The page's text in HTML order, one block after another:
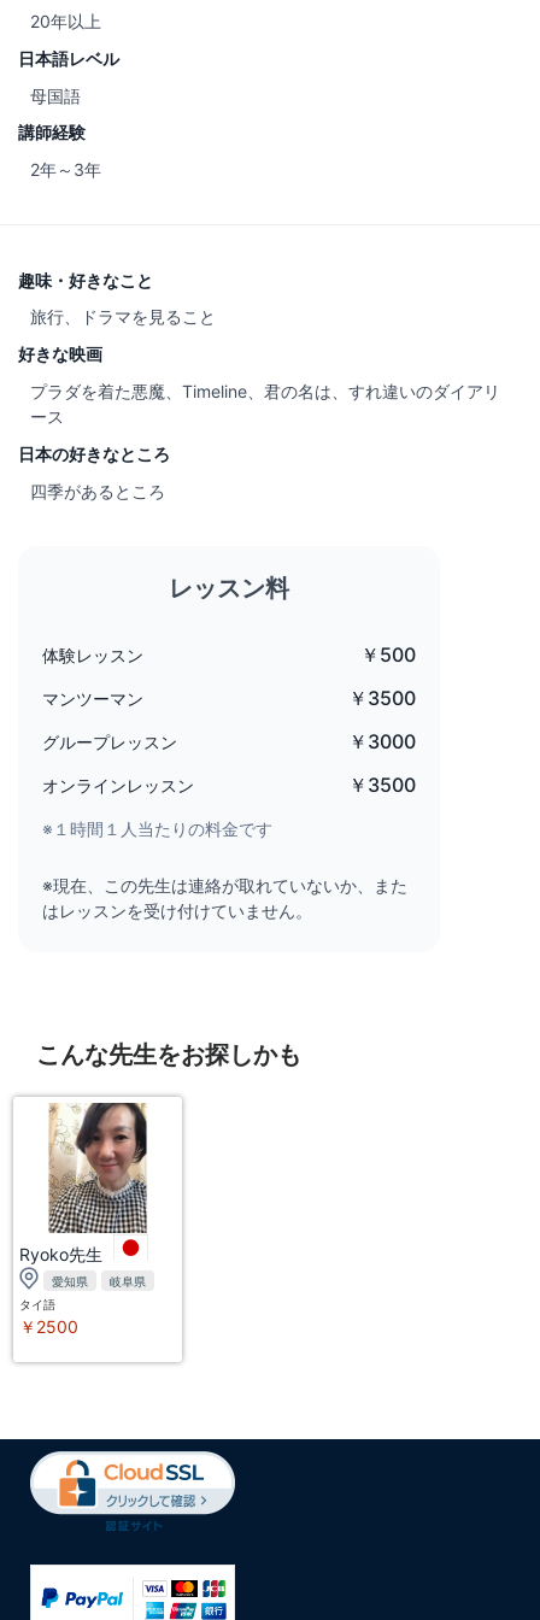
20年以上
日本語レベル
母国語
講師経験
2年～3年
趣味・好きなこと
旅行、ドラマを見ること
好きな映画
プラダを着た悪魔、Timeline、君の名は、すれ違いのダイアリ
ース
日本の好きなところ
四季があるところ
レッスン料
体験レッスン ￥500
マンツーマン ￥3500
グループレッスン ￥3000
オンラインレッスン ￥3500
※１時間１人当たりの料金です
※現在、この先生は連絡が取れていないか、また
はレッスンを受け付けていません。
こんな先生をお探しかも
Ryoko先生
愛知県
岐阜県
タイ語
￥2500